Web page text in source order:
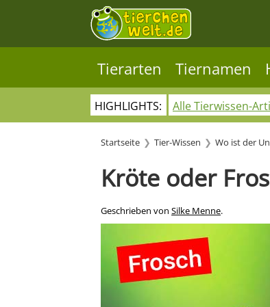
Tierarten Tiernamen
HIGHLIGHTS: Alle Tierwissen-
Startseite Tier-Wissen Wo ist der
Kröte oder
Geschrieben von Silke Menne.